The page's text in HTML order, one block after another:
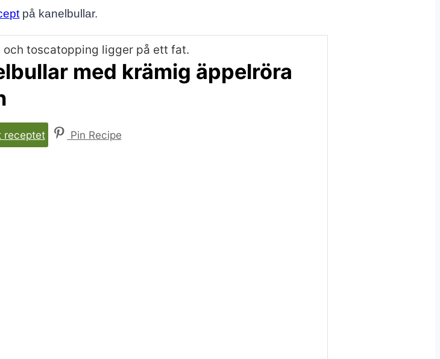
på kanelbullar.
med krämig äppelröra
receptet Pin Recipe